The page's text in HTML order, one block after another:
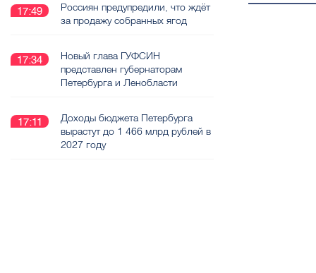
17:49
Россиян предупредили, что ждёт
за продажу собранных ягод
17:34
Новый глава ГУФСИН
представлен губернаторам
Петербурга и Ленобласти
17:11
Доходы бюджета Петербурга
вырастут до 1 466 млрд рублей в
2027 году